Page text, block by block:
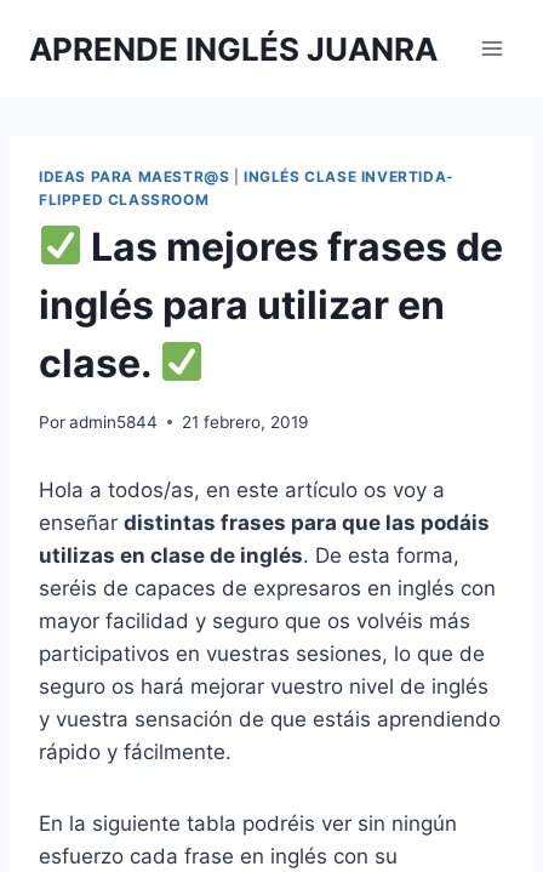
APRENDE INGLÉS JUANRA
IDEAS PARA MAESTR@S |INGLÉS CLASE INVERTIDA-
FLIPPED CLASSROOM
Las mejores frases de
inglés para utilizar en
clase.
Poradmin5844 21 febrero, 2019
Hola a todos/as, en este artículo os voy a
enseñar distintas frases para que las podáis
utilizas en clase de inglés. De esta forma,
seréis de capaces de expresaros en inglés con
mayor facilidad y seguro que os volvéis más
participativos en vuestras sesiones, lo que de
seguro os hará mejorar vuestro nivel de inglés
y vuestra sensación de que estáis aprendiendo
rápido y fácilmente.
En la siguiente tabla podréis ver sin ningún
esfuerzo cada frase en inglés con su